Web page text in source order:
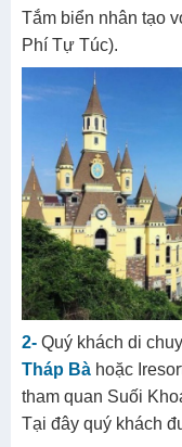
Tắm biển nhân tạo
Phí Tự Túc).
2- Quý khách di
Tháp Bà hoặc
tham quan Suối
Tại đây quý khách